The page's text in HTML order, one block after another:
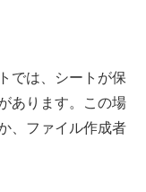
では、シートが保
あります。この場
、ファイル作成者